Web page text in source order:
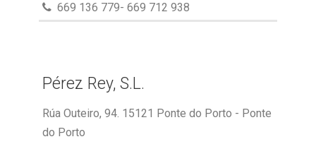
669 136 779- 669 712 938
Pérez Rey, S.L.
Rúa Outeiro, 94. 15121 Ponte do Porto - Ponte
do Porto